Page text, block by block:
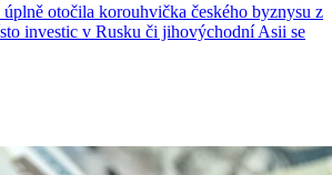
úplně otočila korouhvička českého byznysu z
investic v Rusku či jihovýchodní Asii se